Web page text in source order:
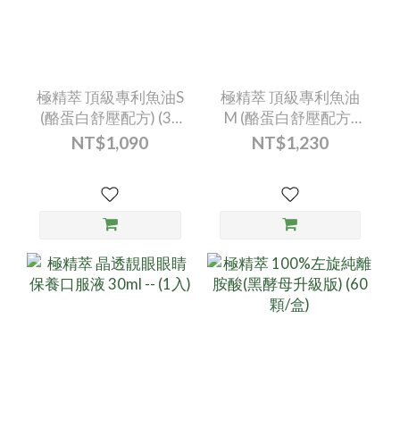
極精萃 頂級專利魚油S
(酪蛋白舒壓配方) (30
顆/盒)
NT$1,090
極精萃 頂級專利魚油
M (酪蛋白舒壓配方)
(30顆/盒)
NT$1,230